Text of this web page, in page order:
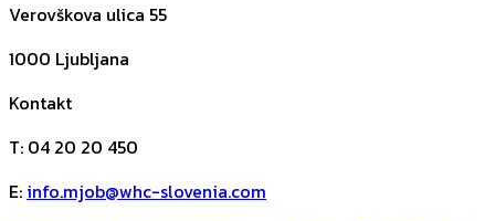
Verovškova ulica 55
1000 Ljubljana
Kontakt
T: 04 20 20 450
E: info.mjob@whc-slovenia.com